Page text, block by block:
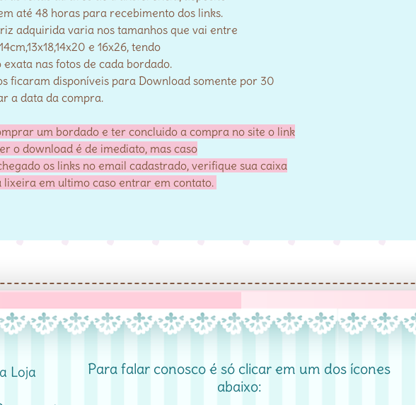
até 48 horas para recebimento dos links.
adquirida varia nos tamanhos que vai entre
e 16x26, tendo
exata nas fotos de cada bordado.
ficaram disponíveis para Download somente por 30
a data da compra.
um bordado e ter concluido a compra no site o link
o download é de imediato, mas caso
os links no email cadastrado, verifique sua caixa
lixeira em ultimo caso entrar em contato.
Loja
Para falar conosco é só clicar em um dos ícones
abaixo: